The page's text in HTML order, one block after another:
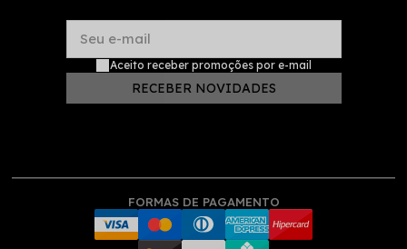
Seu e-mail
RECEBER NOVIDADES
Aceito receber promoções por e-mail
FORMAS DE PAGAMENTO